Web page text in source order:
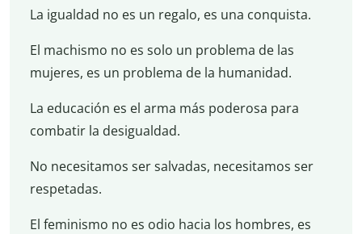
La igualdad no es un regalo, es una conquista.
El machismo no es solo un problema de las
mujeres, es un problema de la humanidad.
La educación es el arma más poderosa para
combatir la desigualdad.
No necesitamos ser salvadas, necesitamos ser
respetadas.
El feminismo no es odio hacia los hombres, es